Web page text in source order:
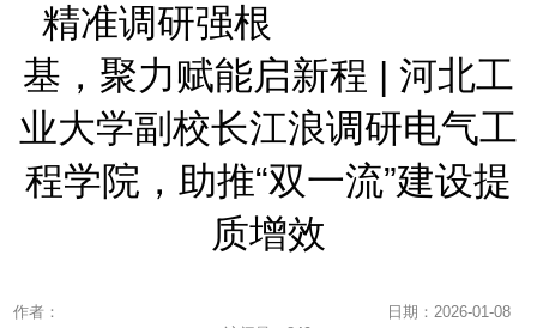
精准调研强根
基，聚力赋能启新程 | 河北工
业大学副校长江浪调研电气工
程学院，助推“双一流”建设提
质增效
作者：
日期：2026-01-08